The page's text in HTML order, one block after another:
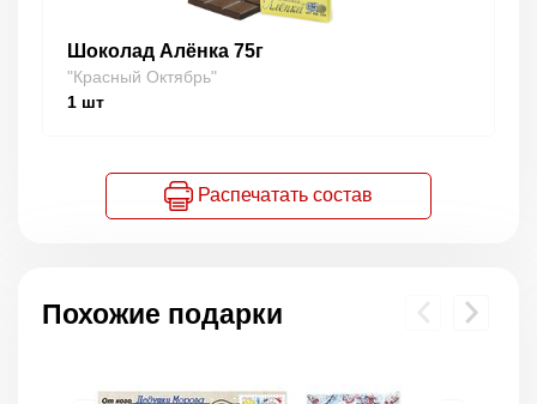
Шоколад Алёнка 75г
"Красный Октябрь"
1 шт
Распечатать состав
Похожие подарки